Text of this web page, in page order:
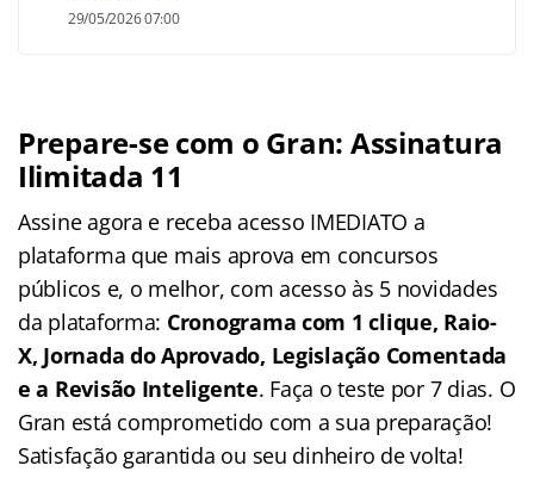
29/05/2026 07:00
Prepare-se com o Gran: Assinatura
Ilimitada 11
Assine agora e receba acesso IMEDIATO a
plataforma que mais aprova em concursos
públicos e, o melhor, com acesso às 5 novidades
da plataforma: Cronograma com 1 clique, Raio-
X, Jornada do Aprovado, Legislação Comentada
e a Revisão Inteligente. Faça o teste por 7 dias. O
Gran está comprometido com a sua preparação!
Satisfação garantida ou seu dinheiro de volta!